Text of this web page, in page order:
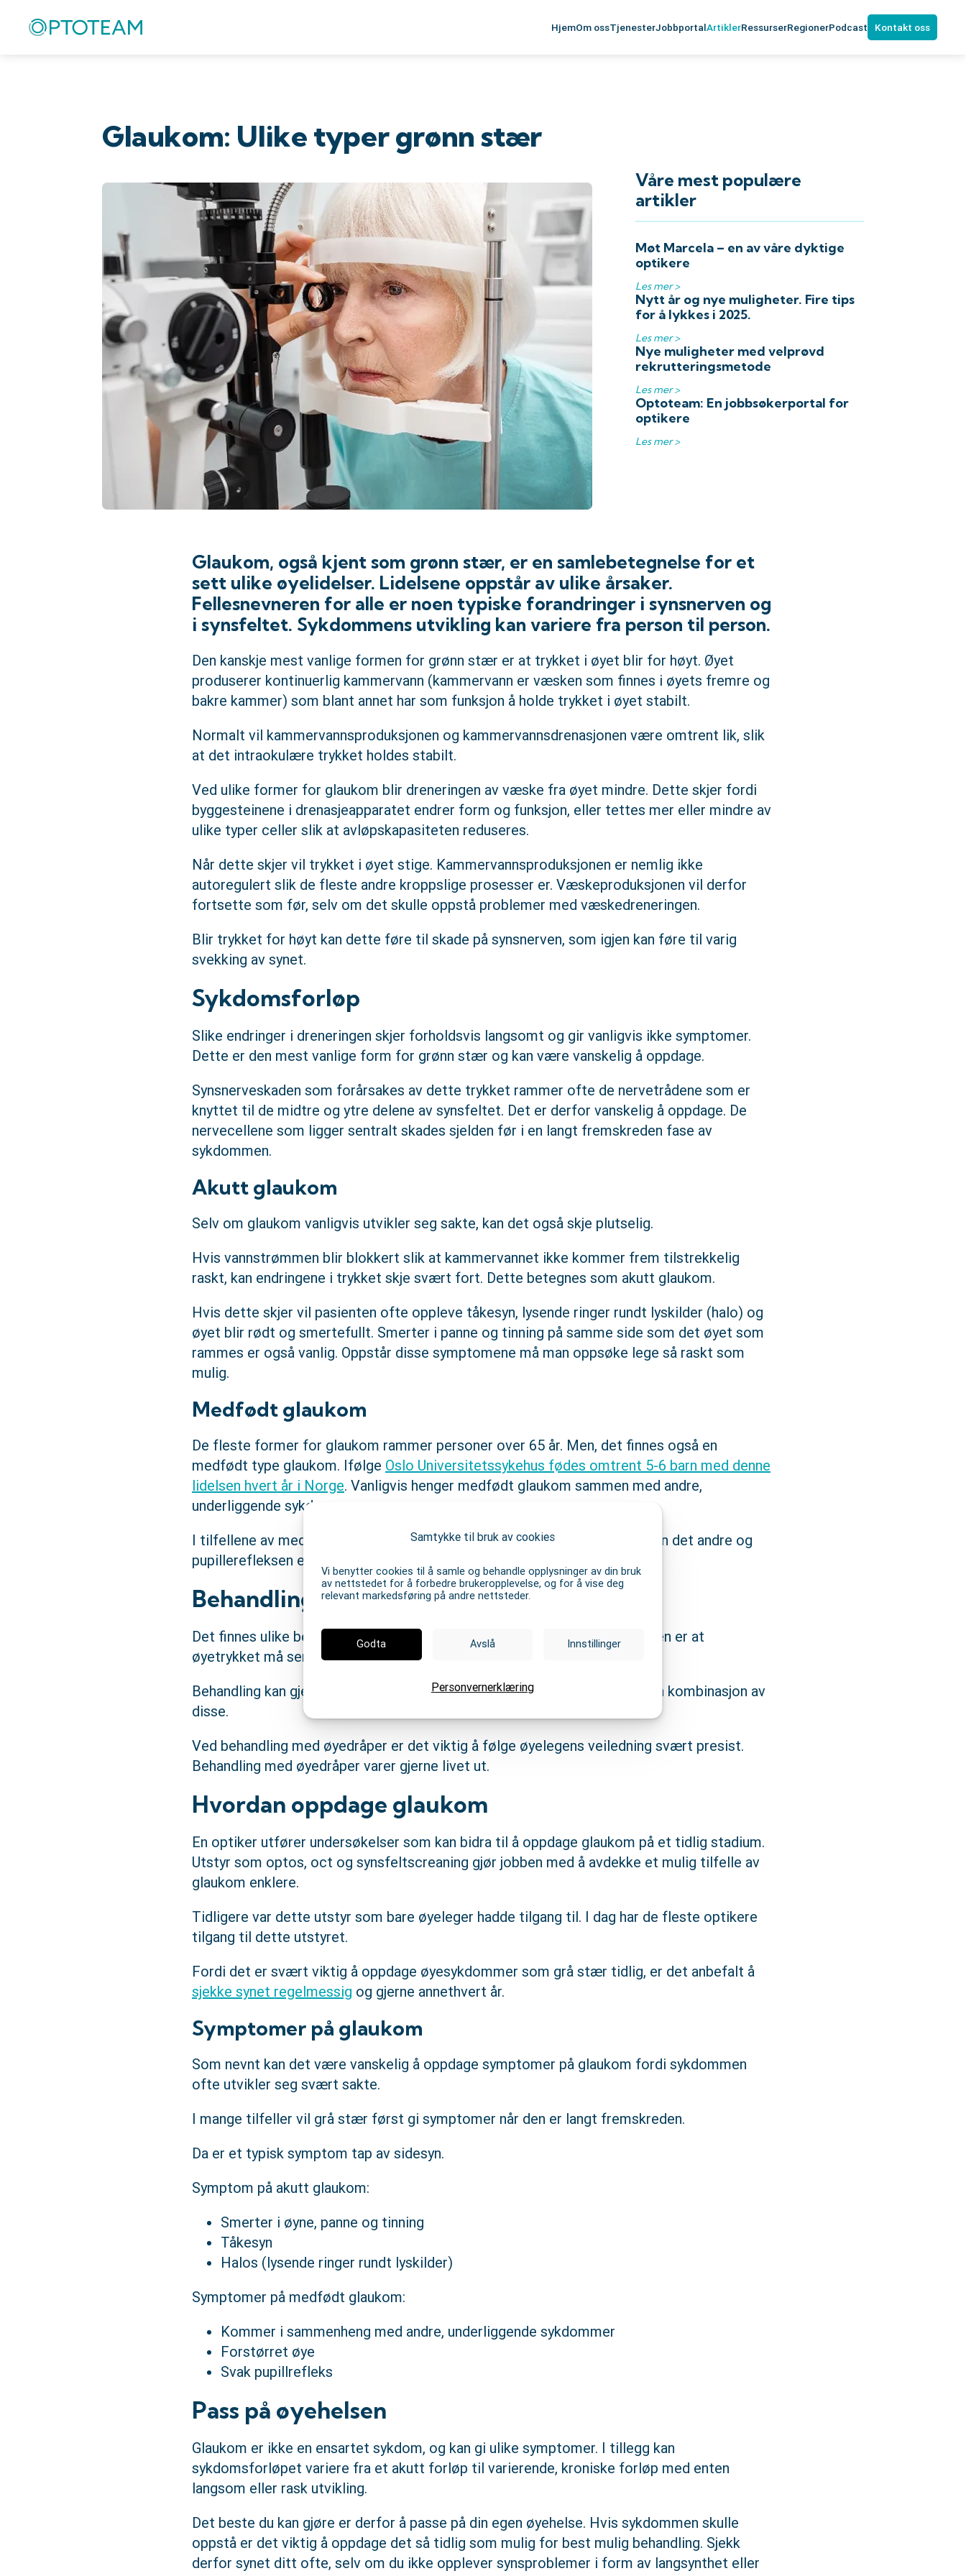
HjemOm ossTjenesterJobbportalArtiklerRessurserRegionerPodcast Kontakt oss
Glaukom: Ulike typer grønn stær
Våre mest populære
artikler
Møt Marcela – en av våre dyktige
optikere
Les mer >
Nytt år og nye muligheter. Fire tips
for å lykkes i 2025.
Les mer >
Nye muligheter med velprøvd
rekrutteringsmetode
Les mer >
Optoteam: En jobbsøkerportal for
optikere
Les mer >
Glaukom, også kjent som grønn stær, er en samlebetegnelse for et
sett ulike øyelidelser. Lidelsene oppstår av ulike årsaker.
Fellesnevneren for alle er noen typiske forandringer i synsnerven og
i synsfeltet. Sykdommens utvikling kan variere fra person til person.
Den kanskje mest vanlige formen for grønn stær er at trykket i øyet blir for høyt. Øyet
produserer kontinuerlig kammervann (kammervann er væsken som finnes i øyets fremre og
bakre kammer) som blant annet har som funksjon å holde trykket i øyet stabilt.
Normalt vil kammervannsproduksjonen og kammervannsdrenasjonen være omtrent lik, slik
at det intraokulære trykket holdes stabilt.
Ved ulike former for glaukom blir dreneringen av væske fra øyet mindre. Dette skjer fordi
byggesteinene i drenasjeapparatet endrer form og funksjon, eller tettes mer eller mindre av
ulike typer celler slik at avløpskapasiteten reduseres.
Når dette skjer vil trykket i øyet stige. Kammervannsproduksjonen er nemlig ikke
autoregulert slik de fleste andre kroppslige prosesser er. Væskeproduksjonen vil derfor
fortsette som før, selv om det skulle oppstå problemer med væskedreneringen.
Blir trykket for høyt kan dette føre til skade på synsnerven, som igjen kan føre til varig
svekking av synet.
Sykdomsforløp
Slike endringer i dreneringen skjer forholdsvis langsomt og gir vanligvis ikke symptomer.
Dette er den mest vanlige form for grønn stær og kan være vanskelig å oppdage.
Synsnerveskaden som forårsakes av dette trykket rammer ofte de nervetrådene som er
knyttet til de midtre og ytre delene av synsfeltet. Det er derfor vanskelig å oppdage. De
nervecellene som ligger sentralt skades sjelden før i en langt fremskreden fase av
sykdommen.
Akutt glaukom
Selv om glaukom vanligvis utvikler seg sakte, kan det også skje plutselig.
Hvis vannstrømmen blir blokkert slik at kammervannet ikke kommer frem tilstrekkelig
raskt, kan endringene i trykket skje svært fort. Dette betegnes som akutt glaukom.
Hvis dette skjer vil pasienten ofte oppleve tåkesyn, lysende ringer rundt lyskilder (halo) og
øyet blir rødt og smertefullt. Smerter i panne og tinning på samme side som det øyet som
rammes er også vanlig. Oppstår disse symptomene må man oppsøke lege så raskt som
mulig.
Medfødt glaukom
De fleste former for glaukom rammer personer over 65 år. Men, det finnes også en
medfødt type glaukom. Ifølge Oslo Universitetssykehus fødes omtrent 5-6 barn med denne
lidelsen hvert år i Norge. Vanligvis henger medfødt glaukom sammen med andre,
underliggende sykdommer.
I tilfellene av medfødt glaukom vil det ene øyet gjerne være noe større enn det andre og
pupillerefleksen er svakere.
Behandling av glaukom
Det finnes ulike behandlingsmetoder når en diagnose stilles. Fellesnevneren er at
øyetrykket må senkes til et nivå som synsnerven tåler.
Behandling kan gjennomføres med laser, operasjon eller øyedråper, eller en kombinasjon av
disse.
Ved behandling med øyedråper er det viktig å følge øyelegens veiledning svært presist.
Behandling med øyedråper varer gjerne livet ut.
Hvordan oppdage glaukom
En optiker utfører undersøkelser som kan bidra til å oppdage glaukom på et tidlig stadium.
Utstyr som optos, oct og synsfeltscreaning gjør jobben med å avdekke et mulig tilfelle av
glaukom enklere.
Tidligere var dette utstyr som bare øyeleger hadde tilgang til. I dag har de fleste optikere
tilgang til dette utstyret.
Fordi det er svært viktig å oppdage øyesykdommer som grå stær tidlig, er det anbefalt å
sjekke synet regelmessig og gjerne annethvert år.
Symptomer på glaukom
Som nevnt kan det være vanskelig å oppdage symptomer på glaukom fordi sykdommen
ofte utvikler seg svært sakte.
I mange tilfeller vil grå stær først gi symptomer når den er langt fremskreden.
Da er et typisk symptom tap av sidesyn.
Symptom på akutt glaukom:
Smerter i øyne, panne og tinning
Tåkesyn
Halos (lysende ringer rundt lyskilder)
Symptomer på medfødt glaukom:
Kommer i sammenheng med andre, underliggende sykdommer
Forstørret øye
Svak pupillrefleks
Pass på øyehelsen
Glaukom er ikke en ensartet sykdom, og kan gi ulike symptomer. I tillegg kan
sykdomsforløpet variere fra et akutt forløp til varierende, kroniske forløp med enten
langsom eller rask utvikling.
Det beste du kan gjøre er derfor å passe på din egen øyehelse. Hvis sykdommen skulle
oppstå er det viktig å oppdage det så tidlig som mulig for best mulig behandling. Sjekk
derfor synet ditt ofte, selv om du ikke opplever synsproblemer i form av langsynthet eller
Samtykke til bruk av cookies
Vi benytter cookies til å samle og behandle opplysninger av din bruk
av nettstedet for å forbedre brukeropplevelse, og for å vise deg
relevant markedsføring på andre nettsteder.
Godta Avslå Innstillinger
Personvernerklæring